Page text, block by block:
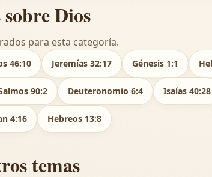
Dios
para esta categoría.
46:10 Jeremías 32:17 Génesis 1:1
90:2 Deuteronomio 6:4 Isaías 40:28
4:16 Hebreos 13:8
temas